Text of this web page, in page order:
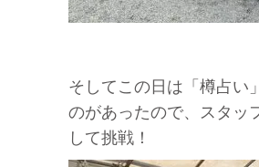
そしてこの日は「樽占い
のがあったので、スタッ
して挑戦！